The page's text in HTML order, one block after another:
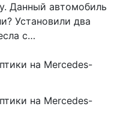
Данный автомобиль
Установили два
с…
на Mercedes-
на Mercedes-